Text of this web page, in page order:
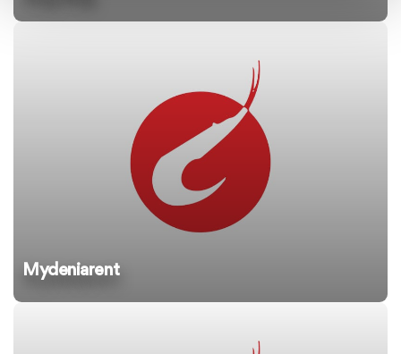
Mydeniarent